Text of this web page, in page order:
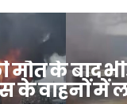
मौत के बाद
के वाहनों में